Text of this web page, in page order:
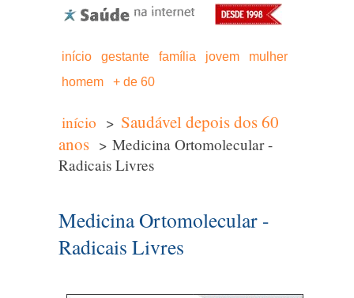
início gestante família jovem
mulher
homem
+ de 60
início > Saudável depois dos 60
anos > Medicina Ortomolecular -
Radicais Livres
Medicina Ortomolecular -
Radicais Livres